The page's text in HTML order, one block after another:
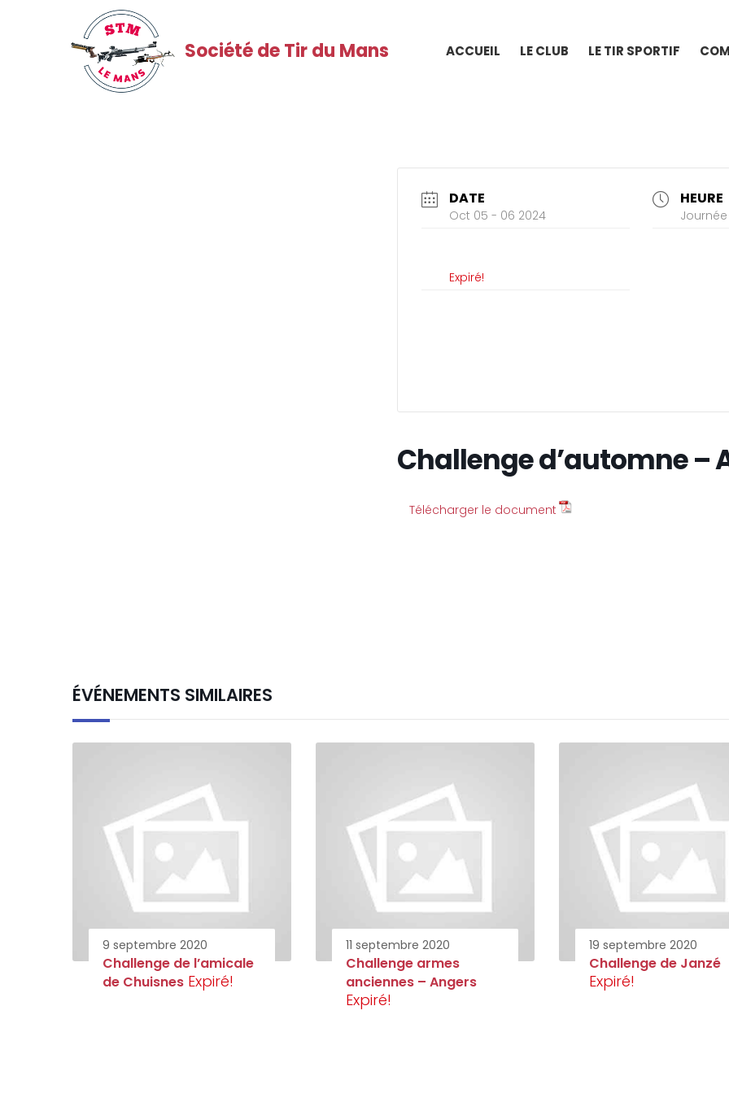
Société de Tir du Mans ACCUEIL LE CLUB LE TIR SPORTIF
DATE
Oct 05 - 06 2024
Expiré!
HEURE
Challenge d’automne –
Télécharger le document
ÉVÉNEMENTS SIMILAIRES
9 septembre 2020
Challenge de l’amicale
de Chuisnes Expiré!
11 septembre 2020
Challenge armes
anciennes – Angers
Expiré!
19 septembre 2020
Challenge de Janzé
Expiré!